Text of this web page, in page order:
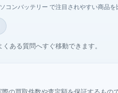
ンバッテリー で注目されやすい商品を
ある質問へすぐ移動できます。